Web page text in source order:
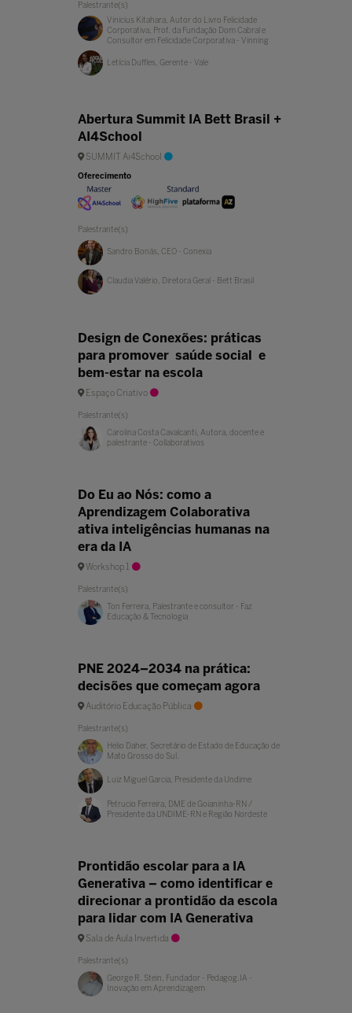
Palestrante(s)
Vinicius Kitahara, Autor do Livro Felicidade
Corporativa, Prof. da Fundação Dom Cabral e
Consultor em Felicidade Corporativa - Vinning
Letícia Duffles, Gerente - Vale
Abertura Summit IA Bett Brasil +
AI4School
SUMMIT Ai4School
Oferecimento
Palestrante(s)
Sandro Bonás, CEO - Conexia
Claudia Valério, Diretora Geral - Bett Brasil
Design de Conexões: práticas
para promover saúde social e
bem-estar na escola
Espaço Criativo
Palestrante(s)
Carolina Costa Cavalcanti, Autora, docente e
palestrante - Collaborativos
Do Eu ao Nós: como a
Aprendizagem Colaborativa
ativa inteligências humanas na
era da IA
Workshop 1
Palestrante(s)
Ton Ferreira, Palestrante e consultor - Faz
Educação & Tecnologia
PNE 2024–2034 na prática:
decisões que começam agora
Auditório Educação Pública
Palestrante(s)
Helio Daher, Secretário de Estado de Educação de
Mato Grosso do Sul.
Luiz Miguel Garcia, Presidente da Undime
Petrucio Ferreira, DME de Goianinha-RN /
Presidente da UNDIME-RN e Região Nordeste
Prontidão escolar para a IA
Generativa – como identificar e
direcionar a prontidão da escola
para lidar com IA Generativa
Sala de Aula Invertida
Palestrante(s)
George R. Stein, Fundador - Pedagog.IA -
Inovação em Aprendizagem